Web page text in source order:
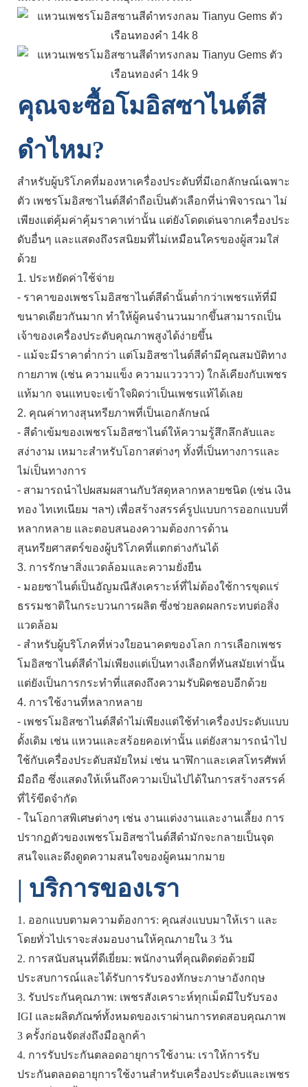
คุณจะซื้อโมอิสซาไนต์สี
ดำไหม?
สำหรับผู้บริโภคที่มองหาเครื่องประดับที่มีเอกลักษณ์เฉพาะ
ตัว เพชรโมอิสซาไนต์สีดำถือเป็นตัวเลือกที่น่าพิจารณา ไม่
เพียงแต่คุ้มค่าคุ้มราคาเท่านั้น แต่ยังโดดเด่นจากเครื่องประ
ดับอื่นๆ และแสดงถึงรสนิยมที่ไม่เหมือนใครของผู้สวมใส่
ด้วย
1. ประหยัดค่าใช้จ่าย
- ราคาของเพชรโมอิสซาไนต์สีดำนั้นต่ำกว่าเพชรแท้ที่มี
ขนาดเดียวกันมาก ทำให้ผู้คนจำนวนมากขึ้นสามารถเป็น
เจ้าของเครื่องประดับคุณภาพสูงได้ง่ายขึ้น
- แม้จะมีราคาต่ำกว่า แต่โมอิสซาไนต์สีดำมีคุณสมบัติทาง
กายภาพ (เช่น ความแข็ง ความแวววาว) ใกล้เคียงกับเพชร
แท้มาก จนแทบจะเข้าใจผิดว่าเป็นเพชรแท้ได้เลย
2. คุณค่าทางสุนทรียภาพที่เป็นเอกลักษณ์
- สีดำเข้มของเพชรโมอิสซาไนต์ให้ความรู้สึกลึกลับและ
สง่างาม เหมาะสำหรับโอกาสต่างๆ ทั้งที่เป็นทางการและ
ไม่เป็นทางการ
- สามารถนำไปผสมผสานกับวัสดุหลากหลายชนิด (เช่น เงิน
ทอง ไทเทเนียม ฯลฯ) เพื่อสร้างสรรค์รูปแบบการออกแบบที่
หลากหลาย และตอบสนองความต้องการด้าน
สุนทรียศาสตร์ของผู้บริโภคที่แตกต่างกันได้
3. การรักษาสิ่งแวดล้อมและความยั่งยืน
- มอยซาไนต์เป็นอัญมณีสังเคราะห์ที่ไม่ต้องใช้การขุดแร่
ธรรมชาติในกระบวนการผลิต ซึ่งช่วยลดผลกระทบต่อสิ่ง
แวดล้อม
- สำหรับผู้บริโภคที่ห่วงใยอนาคตของโลก การเลือกเพชร
โมอิสซาไนต์สีดำไม่เพียงแต่เป็นทางเลือกที่ทันสมัยเท่านั้น
แต่ยังเป็นการกระทำที่แสดงถึงความรับผิดชอบอีกด้วย
4. การใช้งานที่หลากหลาย
- เพชรโมอิสซาไนต์สีดำไม่เพียงแต่ใช้ทำเครื่องประดับแบบ
ดั้งเดิม เช่น แหวนและสร้อยคอเท่านั้น แต่ยังสามารถนำไป
ใช้กับเครื่องประดับสมัยใหม่ เช่น นาฬิกาและเคสโทรศัพท์
มือถือ ซึ่งแสดงให้เห็นถึงความเป็นไปได้ในการสร้างสรรค์
ที่ไร้ขีดจำกัด
- ในโอกาสพิเศษต่างๆ เช่น งานแต่งงานและงานเลี้ยง การ
ปรากฏตัวของเพชรโมอิสซาไนต์สีดำมักจะกลายเป็นจุด
สนใจและดึงดูดความสนใจของผู้คนมากมาย
| บริการของเรา
1. ออกแบบตามความต้องการ: คุณส่งแบบมาให้เรา และ
โดยทั่วไปเราจะส่งมอบงานให้คุณภายใน 3 วัน
2. การสนับสนุนที่ดีเยี่ยม: พนักงานที่คุณติดต่อด้วยมี
ประสบการณ์และได้รับการรับรองทักษะภาษาอังกฤษ
3. รับประกันคุณภาพ: เพชรสังเคราะห์ทุกเม็ดมีใบรับรอง
IGI และผลิตภัณฑ์ทั้งหมดของเราผ่านการทดสอบคุณภาพ
3 ครั้งก่อนจัดส่งถึงมือลูกค้า
4. การรับประกันตลอดอายุการใช้งาน: เราให้การรับ
ประกันตลอดอายุการใช้งานสำหรับเครื่องประดับและเพชร